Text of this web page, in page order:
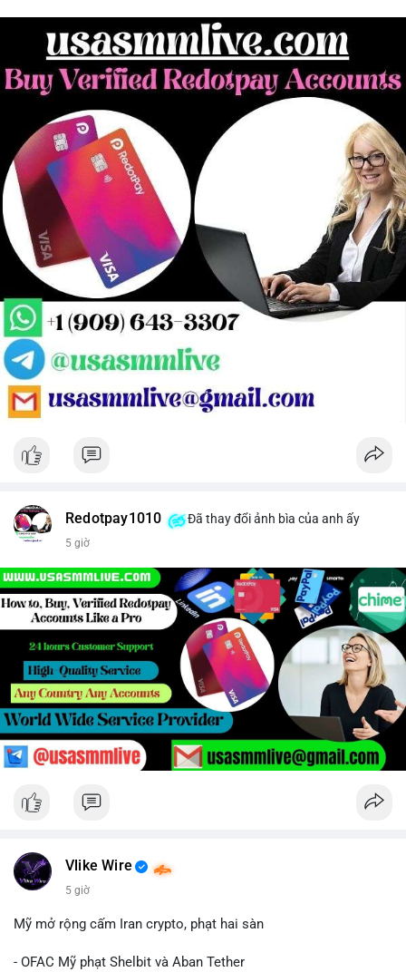
Redotpay1010 Đã thay đổi ảnh bìa của anh ấy
5 giờ
Vlike Wire
5 giờ
Mỹ mở rộng cấm Iran crypto, phạt hai sàn
- OFAC Mỹ phạt Shelbit và Aban Tether